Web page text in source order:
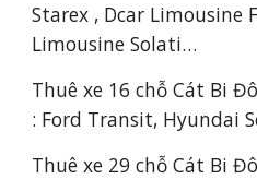
Starex , Dcar Limousine
Limousine Solati…
Thuê xe 16 chỗ Cát Bi
: Ford Transit, Hyundai
Thuê xe 29 chỗ Cát Bi